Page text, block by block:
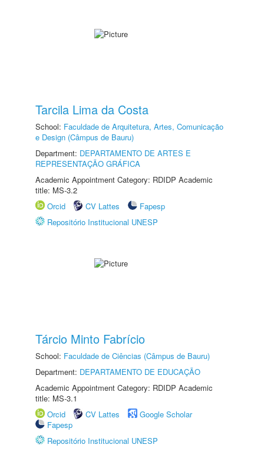
Tarcila Lima da Costa
School: Faculdade de Arquitetura, Artes, Comunicação
e Design (Câmpus de Bauru)
Department: DEPARTAMENTO DE ARTES E
REPRESENTAÇÃO GRÁFICA
Academic Appointment Category: RDIDP Academic
title: MS-3.2
Orcid
CV Lattes
Fapesp
Repositório Institucional UNESP
Tárcio Minto Fabrício
School: Faculdade de Ciências (Câmpus de Bauru)
Department: DEPARTAMENTO DE EDUCAÇÃO
Academic Appointment Category: RDIDP Academic
title: MS-3.1
Orcid
CV Lattes
Google Scholar
Fapesp
Repositório Institucional UNESP